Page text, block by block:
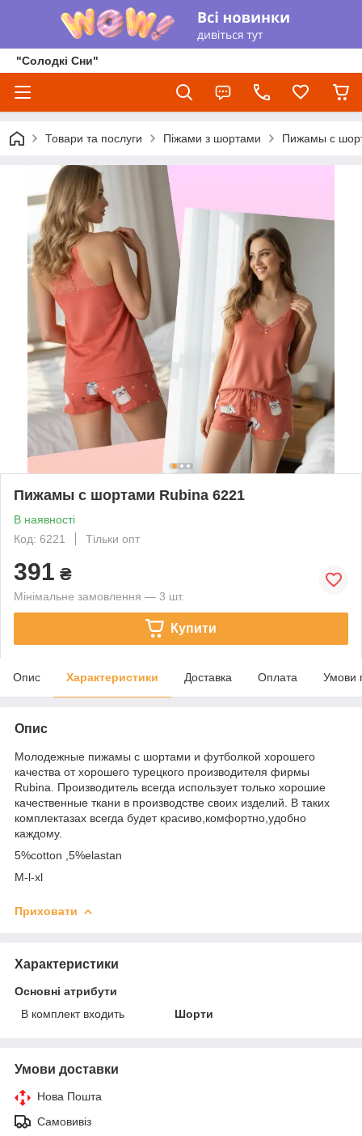
"Солодкі Сни"
Товари та послуги Піжами з шортами Пижамы с
Пижамы с шортами Rubina 6221
В наявності
Код: 6221
Тільки опт
391 ₴
Мінімальне замовлення — 3 шт.
Купити
Опис Характеристики Доставка Оплата Умови
Опис
Молодежные пижамы с шортами и футболкой хорошего
качества от хорошего турецкого производителя фирмы
Rubina. Производитель всегда использует только хорошие
качественные ткани в производстве своих изделий. В таких
комплектазах всегда будет красиво,комфортно,удобно
каждому.
5%cotton ,5%elastan
M-l-xl
Приховати
Характеристики
Основні атрибути
В комплект входить
Шорти
Умови доставки
Нова Пошта
Самовивіз